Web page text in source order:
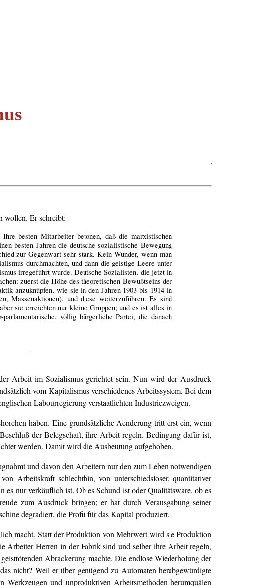
wollen. Er schreibt:
besten Mitarbeiter betonen, daß die marxistischen
besten Jahren die deutsche sozialistische Bewegung
zur Gegenwart sehr stark. Kein Wunder, wenn man
durchmachten, und dann die geistige Leere unter
irregeführt wurde. Deutsche Sozialisten, die jetzt in
zuerst die Höhe des theoretischen Bewußtseins der
anzuknüpfen, wie sie in den Jahren 1903 bis 1914 in
Massenaktionen), und diese weiterzuführen. Es sind
sie erreichten nur kleine Gruppen; und es ist alles in
völlig bürgerliche Partei, die danach
Arbeit im Sozialismus gerichtet sein. Nun wird der Ausdruck
vom Kapitalismus verschiedenes Arbeitssystem. Bei dem
Labourregierung verstaatlichten Industriezweigen.
haben. Eine grundsätzliche Aenderung tritt erst ein, wenn
der Belegschaft, ihre Arbeit regeln. Bedingung dafür ist,
werden. Damit wird die Ausbeutung aufgehoben.
und davon den Arbeitern nur den zum Leben notwendigen
Arbeitskraft schlechthin, von unterschiedsloser, quantitativer
nur verkäuflich ist. Ob es Schund ist oder Qualitätsware, ob es
zum Ausdruck bringen; er hat durch Verausgabung seiner
degradiert, die Profit für das Kapital produziert.
macht. Statt der Produktion von Mehrwert wird sie Produktion
Arbeiter Herren in der Fabrik sind und selber ihre Arbeit regeln,
Abrackerung machte. Die endlose Wiederholung der
nicht? Weil er über genügend zu Automaten herabgewürdigte
und unproduktiven Arbeitsmethoden herumquälen